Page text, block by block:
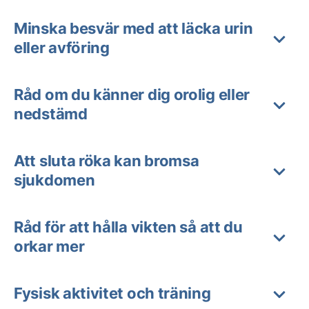
Minska besvär med att läcka urin
eller avföring
Råd om du känner dig orolig eller
nedstämd
Att sluta röka kan bromsa
sjukdomen
Råd för att hålla vikten så att du
orkar mer
Fysisk aktivitet och träning